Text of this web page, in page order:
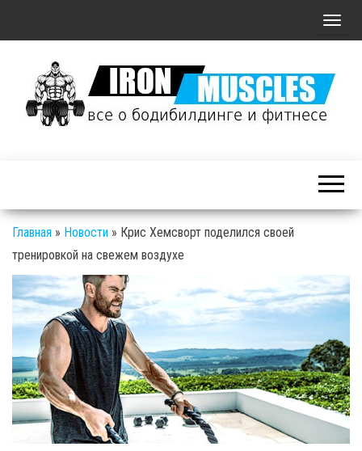
П
к
а
ь
/
р
ы
ь
н
а
в
и фитнесе
Главная » Новости » Крис Хемсворт поделился своей
тренировкой на свежем воздухе